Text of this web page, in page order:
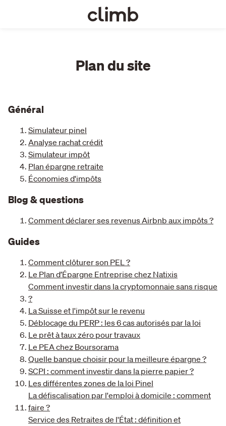
Plan du site
Général
Simulateur pinel
Analyse rachat crédit
Simulateur impôt
Plan épargne retraite
Économies d'impôts
Blog & questions
Comment déclarer ses revenus Airbnb aux impôts ?
Guides
Comment clôturer son PEL ?
Le Plan d’Épargne Entreprise chez Natixis
Comment investir dans la cryptomonnaie sans risque
?
La Suisse et l'impôt sur le revenu
Déblocage du PERP : les 6 cas autorisés par la loi
Le prêt à taux zéro pour travaux
Le PEA chez Boursorama
Quelle banque choisir pour la meilleure épargne ?
SCPI : comment investir dans la pierre papier ?
Les différentes zones de la loi Pinel
La défiscalisation par l'emploi à domicile : comment
faire ?
Service des Retraites de l'État : définition et